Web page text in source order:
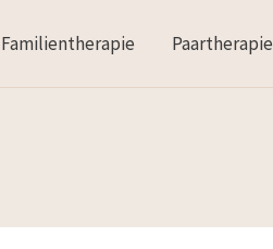
Familientherapie Paartherapie